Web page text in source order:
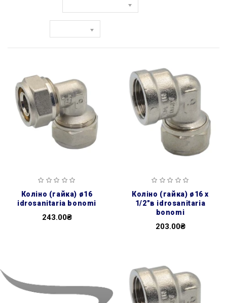
коліно (гайка) ø16
idrosanitaria bonomi
243.00₴
коліно (гайка) ø16 х
1/2″в idrosanitaria
bonomi
203.00₴